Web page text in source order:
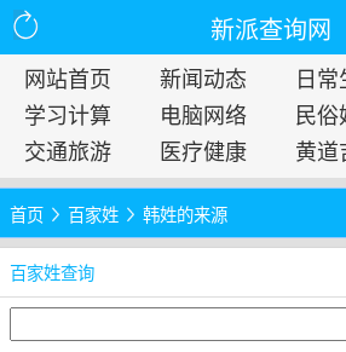
新派查询网
网站首页 新闻动态 日常
学习计算
电脑网络 民俗
交通旅游
医疗健康 黄道
首页 百家姓 韩姓的来源
百家姓查询